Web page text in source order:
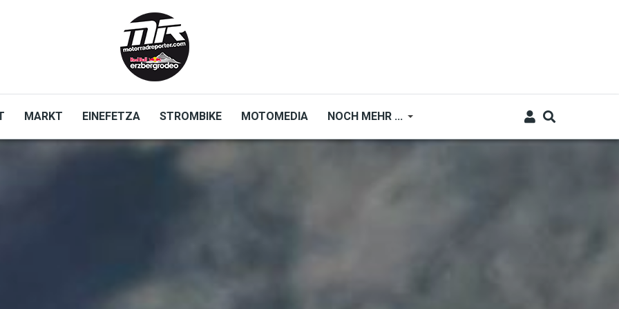
MARKT EINEFETZA STROMBIKE MOTOMEDIA NOCH MEHR ...